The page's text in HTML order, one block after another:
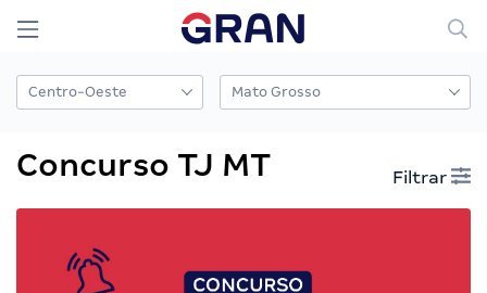
Concurso TJ MT Filtrar